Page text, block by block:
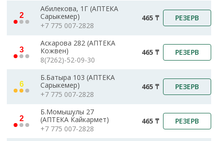
2
Абилекова, 1Г (АПТЕКА
Сарыкемер)
+7 775 007-2828
465 ₸ РЕЗЕРВ
3
Аскарова 282 (АПТЕКА
Кожвен)
8(7262)-52-09-30
465 ₸ РЕЗЕРВ
6
Б.Батыра 103 (АПТЕКА
Сарыкемер)
+7 775 007-2828
465 ₸ РЕЗЕРВ
2
Б.Момышулы 27
(АПТЕКА Кайкармет)
+7 775 007-2828
465 ₸ РЕЗЕРВ